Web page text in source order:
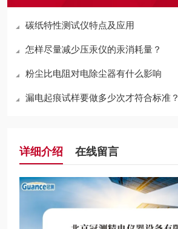
碳纸特性测试仪特点及应用
怎样尽量减少压汞仪的汞消耗量？
粉尘比电阻对电除尘器有什么影响
漏电起痕试样要做多少次才符合标准？
详细介绍 在线留言